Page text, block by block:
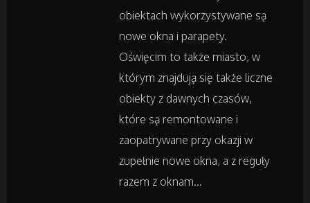
Inne Sklepy
Maszyny Specjalistyczne
Maszyny
Narzędzia
obiektach wykorzystywane są
nowe okna i parapety.
Oświęcim to także miasto, w
którym znajdują się także liczne
obiekty z dawnych czasów,
które są remontowane i
zaopatrywane przy okazji w
zupełnie nowe okna, a z reguły
razem z oknam...